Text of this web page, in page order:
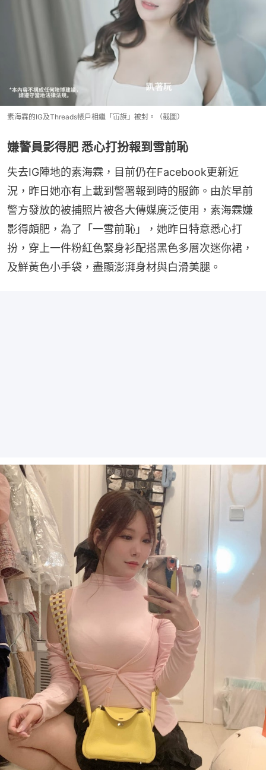
素海霖的IG及Threads帳戶相繼「冚旗」被封。（截圖）
嫌警員影得肥 悉心打扮報到雪前恥
失去IG陣地的素海霖，目前仍在Facebook更新近
況，昨日她亦有上載到警署報到時的服飾。由於早前
警方發放的被捕照片被各大傳媒廣泛使用，素海霖嫌
影得頗肥，為了「一雪前恥」，她昨日特意悉心打
扮，穿上一件粉紅色緊身衫配搭黑色多層次迷你裙，
及鮮黃色小手袋，盡顯澎湃身材與白滑美腿。